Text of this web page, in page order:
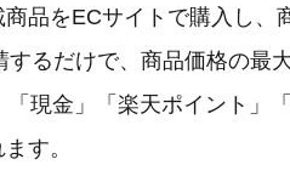
品をECサイトで購入し、
するだけで、商品価格の最
現金」「楽天ポイント」
す。